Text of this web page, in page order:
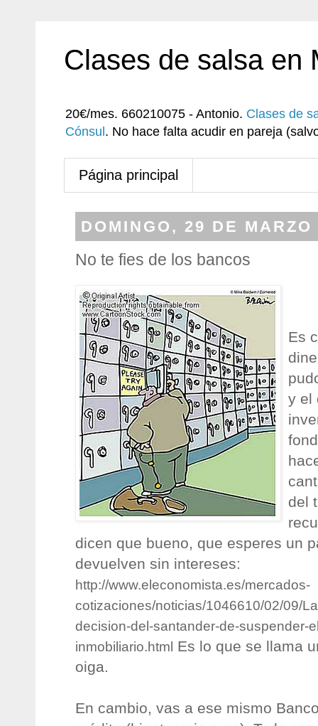
Clases de salsa en
20€/mes. 660210075 - Antonio. Clases de
Cónsul . No hace falta acudir en pareja
Página principal
DOMINGO, 29 DE
No te fies de los bancos
Es
y el
del
dicen que bueno, que esperes un
devuelven sin intereses:
http://www.eleconomista.es/mercados-
cotizaciones/noticias/1046610/02/09/
decision-del-santander-de-suspender-
inmobiliario.html Es lo que se llama
oiga.
En cambio, vas a ese mismo